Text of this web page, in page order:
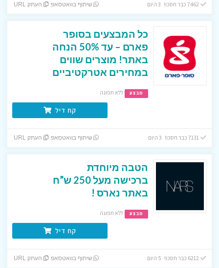
שיתוף בוואטסאפ העתק URL
כל המבצעים בסופר
פארם – עד 50% הנחה
באתר! מוצרים שווים
במחירים אטרקטיביים
מבצע ללא תפוגה
קח דיל
שיתוף בוואטסאפ העתק URL
הטבה מיוחדת
ברכישה מעל 250 ש”ח
באתר נארס !
מבצע ללא תפוגה
קח דיל
שיתוף בוואטסאפ העתק URL